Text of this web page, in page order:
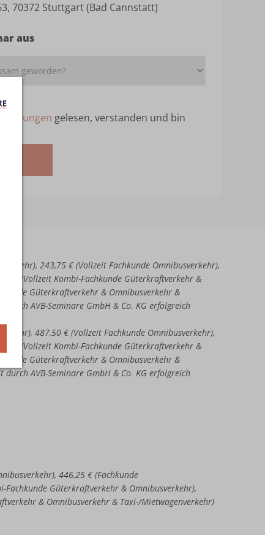
70372 Stuttgart (Bad Cannstatt)
aus
gelesen, verstanden und bin
243,75 € (Vollzeit Fachkunde Omnibusverkehr),
€ (Vollzeit Kombi-Fachkunde Güterkraftverkehr &
Güterkraftverkehr & Omnibusverkehr &
AVB-Seminare GmbH & Co. KG erfolgreich
487,50 € (Vollzeit Fachkunde Omnibusverkehr),
€ (Vollzeit Kombi-Fachkunde Güterkraftverkehr &
Güterkraftverkehr & Omnibusverkehr &
AVB-Seminare GmbH & Co. KG erfolgreich
446,25 € (Fachkunde
Güterkraftverkehr & Omnibusverkehr),
& Omnibusverkehr & Taxi-/Mietwagenverkehr)